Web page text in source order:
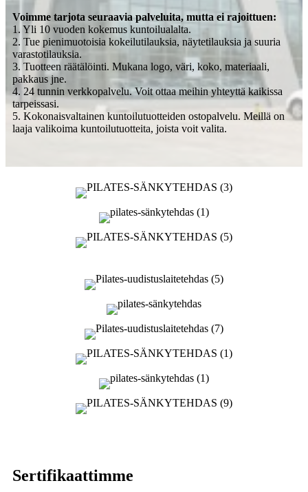
Voimme tarjota seuraavia palveluita, mutta ei rajoittuen:
1. Yli 10 vuoden kokemus kuntoilualalta.
2. Tue pienimuotoisia kokeilutilauksia, näytetilauksia ja suuria
varastotilauksia.
3. Tuotteen räätälöinti. Mukana logo, väri, koko, materiaali,
pakkaus jne.
4. 24 tunnin verkkopalvelu. Voit ottaa meihin yhteyttä kaikissa
tarpeissasi.
5. Kokonaisvaltainen kuntoilutuotteiden ostopalvelu. Meillä on
laaja valikoima kuntoilutuotteita, joista voit valita.
Sertifikaattimme